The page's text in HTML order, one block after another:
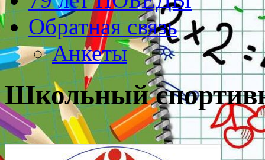
Обратная связь
Анкеты
Школьный